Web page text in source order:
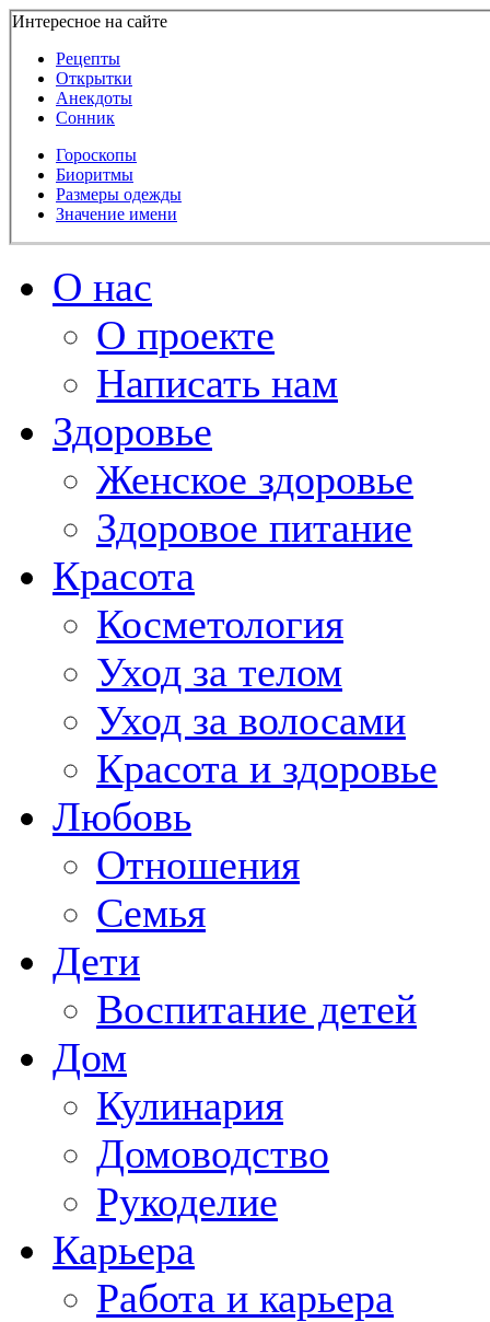
Интересное на сайте
Рецепты
Открытки
Анекдоты
Сонник
Гороскопы
Биоритмы
Размеры одежды
Значение имени
О нас
О проекте
Написать нам
Здоровье
Женское здоровье
Здоровое питание
Красота
Косметология
Уход за телом
Уход за волосами
Красота и здоровье
Любовь
Отношения
Семья
Дети
Воспитание детей
Дом
Кулинария
Домоводство
Рукоделие
Карьера
Работа и карьера